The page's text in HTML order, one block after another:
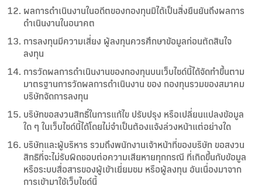
ผลการดำเนินงานในอดีตของกองทุนมิได้เป็นสิ่งยืนยันถึงผลการ
ดำเนินงานในอนาคต
การลงทุนมีความเสี่ยง ผู้ลงทุนควรศึกษาข้อมูลก่อนตัดสินใจ
ลงทุน
การวัดผลการดำเนินงานของกองทุนบนเว็บไซด์นี้ได้จัดทำขึ้นตาม
มาตรฐานการวัดผลการดำเนินงาน ของ กองทุนรวมของสมาคม
บริษัทจัดการลงทุน
บริษัทขอสงวนสิทธิ์ในการแก้ไข ปรับปรุง หรือเปลี่ยนแปลงข้อมูล
ใด ๆ ในเว็บไซด์นี้ได้โดยไม่จำเป็นต้องแจ้งล่วงหน้าแต่อย่างใด
บริษัทและผู้บริหาร รวมถึงพนักงานเจ้าหน้าที่ของบริษัท ขอสงวน
สิทธิที่จะไม่รับผิดชอบต่อความเสียหายทุกกรณี ที่เกิดขึ้นกับข้อมูล
หรือระบบสื่อสารของผู้เข้าเยี่ยมชม หรือผู้ลงทุน อันเนื่องมาจาก
การเข้ามาใช้เว็บไซด์นี้